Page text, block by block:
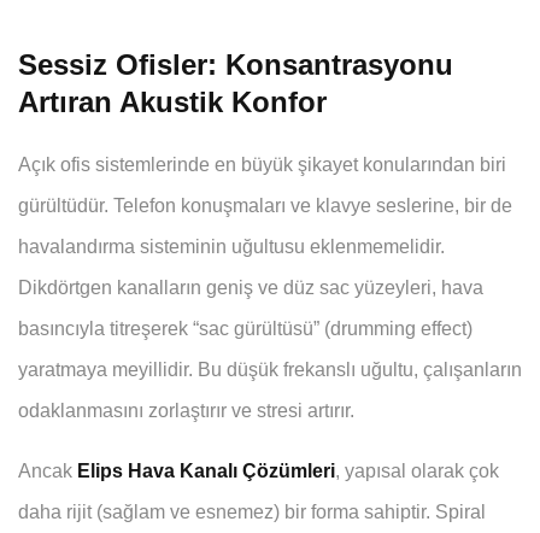
Sessiz Ofisler: Konsantrasyonu
Artıran Akustik Konfor
Açık ofis sistemlerinde en büyük şikayet konularından biri
gürültüdür. Telefon konuşmaları ve klavye seslerine, bir de
havalandırma sisteminin uğultusu eklenmemelidir.
Dikdörtgen kanalların geniş ve düz sac yüzeyleri, hava
basıncıyla titreşerek “sac gürültüsü” (drumming effect)
yaratmaya meyillidir. Bu düşük frekanslı uğultu, çalışanların
odaklanmasını zorlaştırır ve stresi artırır.
Ancak Elips Hava Kanalı Çözümleri, yapısal olarak çok
daha rijit (sağlam ve esnemez) bir forma sahiptir. Spiral